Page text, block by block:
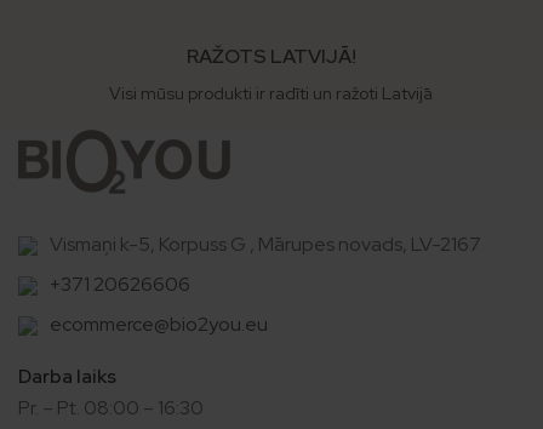
RAŽOTS LATVIJĀ!
Visi mūsu produkti ir radīti un ražoti Latvijā
Vismaņi k-5, Korpuss G , Mārupes novads, LV-2167
+371 20626606
ecommerce@bio2you.eu
Darba laiks
Pr. – Pt. 08:00 – 16:30